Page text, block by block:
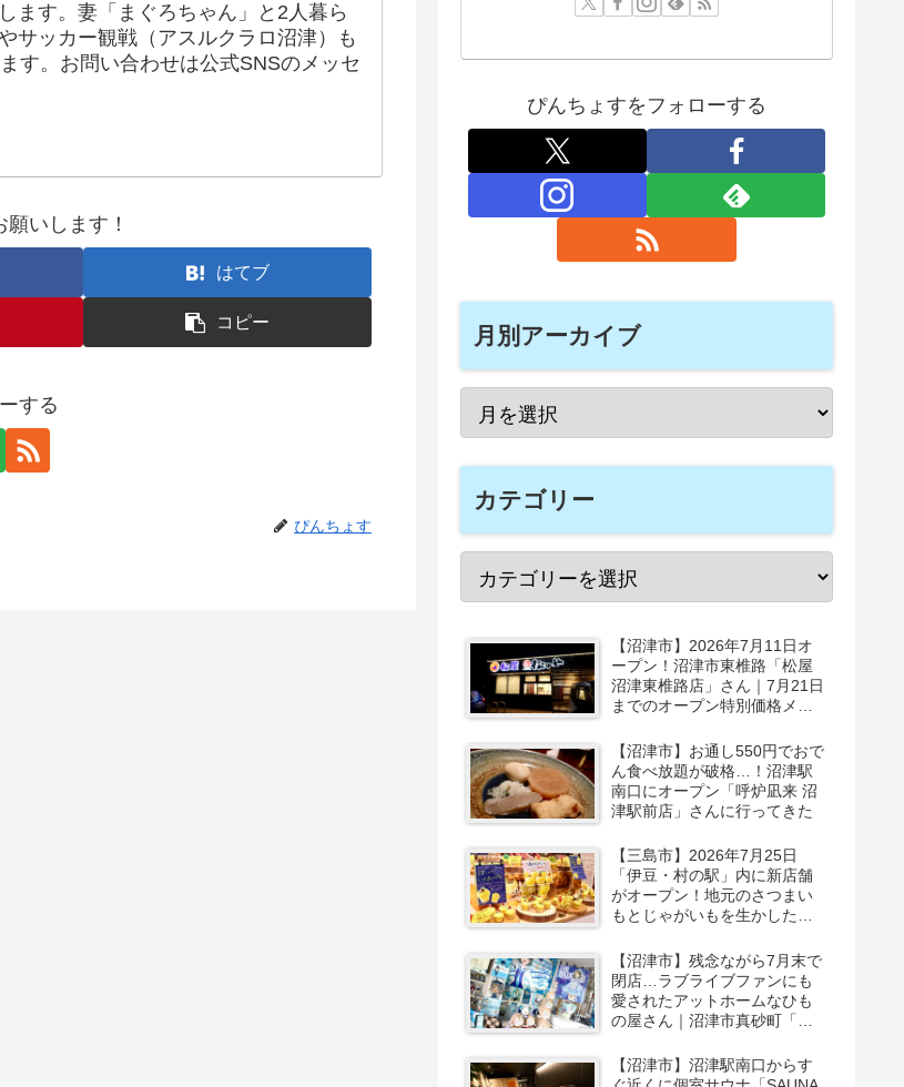
ます。妻「まぐろちゃん」と2人暮ら
サッカー観戦（アスルクラロ沼津）も
す。お問い合わせは公式SNSのメッセ
いします！
はてブ
コピー
する
ぴんちょす
ぴんちょすをフォローする
月別アーカイブ
カテゴリー
【沼津市】2026年7月11日オ
ープン！沼津市東椎路「松屋
沼津東椎路店」さん｜7月21日
までのオープン特別価格メニ
【沼津市】お通し550円でおで
ん食べ放題が破格…！沼津駅
南口にオープン「呼炉凪来 沼
津駅前店」さんに行ってきた
【三島市】2026年7月25日
「伊豆・村の駅」内に新店舗
がオープン！地元のさつまい
もとじゃがいもを生かしたベ
と足お先に実食レポ【PR】
【沼津市】残念ながら7月末で
閉店…ラブライブファンにも
愛されたアットホームなひも
の屋さん｜沼津市真砂町「渡
【沼津市】沼津駅南口からす